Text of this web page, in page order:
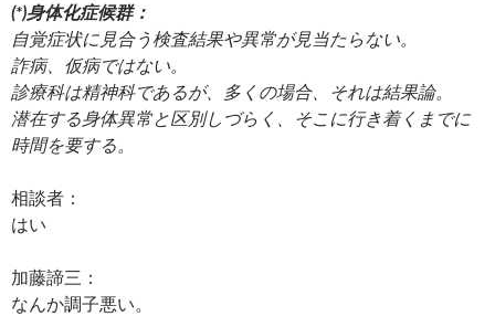
(*)身体化症候群：
自覚症状に見合う検査結果や異常が見当たらない。
詐病、仮病ではない。
診療科は精神科であるが、多くの場合、それは結果論。
潜在する身体異常と区別しづらく、そこに行き着くまでに
時間を要する。
相談者：
はい
加藤諦三：
なんか調子悪い。